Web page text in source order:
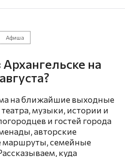
Афиша
на
на ближайшие выходные
музыки, истории и
и гостей города
авторские
маршруты, семейные
куда